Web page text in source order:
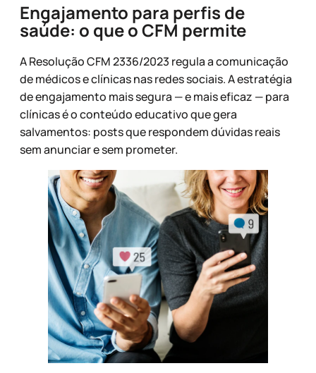
Engajamento para perfis de
saúde: o que o CFM permite
A Resolução CFM 2336/2023 regula a comunicação
de médicos e clínicas nas redes sociais. A estratégia
de engajamento mais segura — e mais eficaz — para
clínicas é o conteúdo educativo que gera
salvamentos: posts que respondem dúvidas reais
sem anunciar e sem prometer.